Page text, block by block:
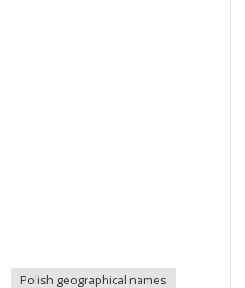
Polish geographical names